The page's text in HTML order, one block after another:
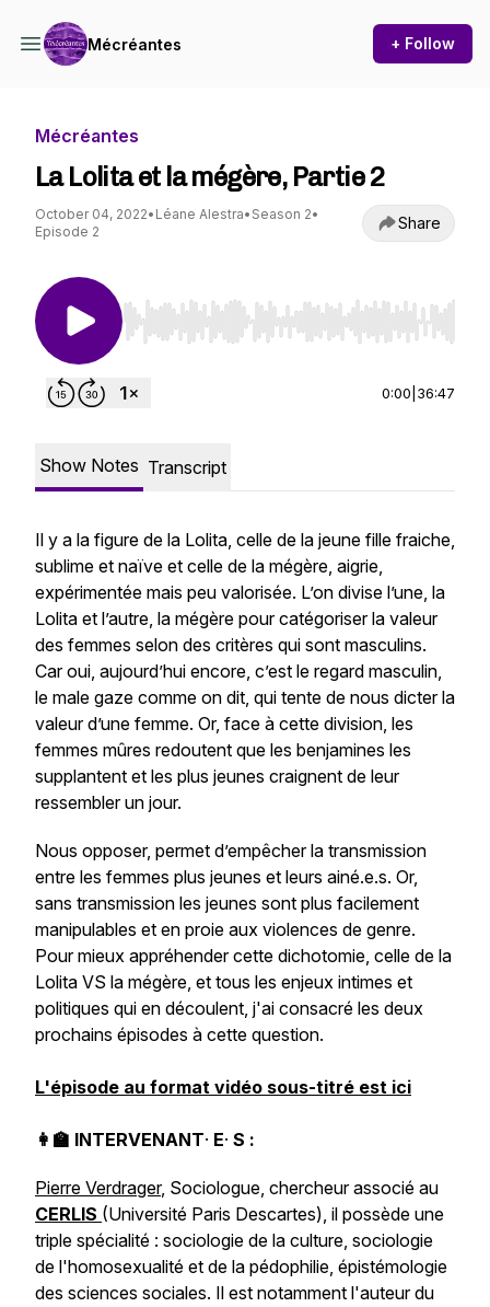
Mécréantes + Follow
Mécréantes
La Lolita et la mégère, Partie 2
October 04, 2022• Léane Alestra• Season 2•
Episode 2
Share
Use Left/Right to seek, Home/End to jump to
0:00 36:47
Show Notes Transcript
Il y a la figure de la Lolita, celle de la jeune fille fraiche,
sublime et naïve et celle de la mégère, aigrie,
expérimentée mais peu valorisée. L’on divise l’une, la
Lolita et l’autre, la mégère pour catégoriser la valeur
des femmes selon des critères qui sont masculins.
Car oui, aujourd’hui encore, c’est le regard masculin,
le male gaze comme on dit, qui tente de nous dicter la
valeur d’une femme. Or, face à cette division, les
femmes mûres redoutent que les benjamines les
supplantent et les plus jeunes craignent de leur
ressembler un jour.
Nous opposer, permet d’empêcher la transmission
entre les femmes plus jeunes et leurs ainé.e.s. Or,
sans transmission les jeunes sont plus facilement
manipulables et en proie aux violences de genre.
Pour mieux appréhender cette dichotomie, celle de la
Lolita VS la mégère, et tous les enjeux intimes et
politiques qui en découlent, j'ai consacré les deux
prochains épisodes à cette question.
L'épisode au format vidéo sous-titré est ici
👩‍🏫 INTERVENANT· E· S :
Pierre Verdrager, Sociologue, chercheur associé au
CERLIS (Université Paris Descartes), il possède une
triple spécialité : sociologie de la culture, sociologie
de l'homosexualité et de la pédophilie, épistémologie
des sciences sociales. Il est notamment l'auteur du